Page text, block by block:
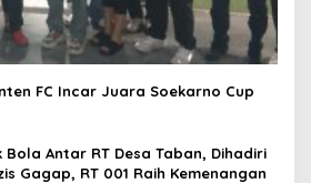
FC Incar Juara Soekarno Cup
Bola Antar RT Desa Taban, Dihadiri
Gagap, RT 001 Raih Kemenangan